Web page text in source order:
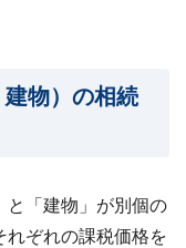
物）の相続
と「建物」が別個の
れぞれの課税価格を